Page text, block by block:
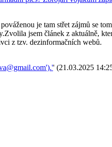
je tam střet zájmů se
jsem článek z aktuálně,
z tzv. dezinformačních webů.
' (21.03.2025